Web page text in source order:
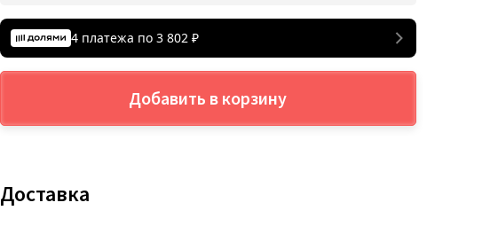
4 платежа по 3 802 ₽
Добавить в корзину
Доставка